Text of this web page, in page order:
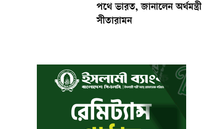
পথে ভারত, জানালেন অর্থমন্ত্রী
সীতারামন